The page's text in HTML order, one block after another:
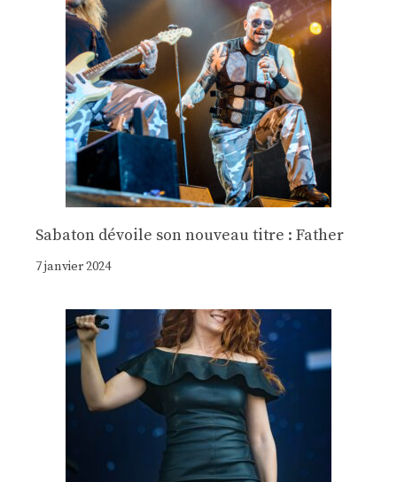
Sabaton dévoile son nouveau titre : Father
7 janvier 2024